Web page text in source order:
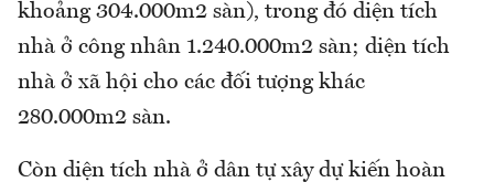
khoảng 304.000m2 sàn), trong đó diện tích
nhà ở công nhân 1.240.000m2 sàn; diện tích
nhà ở xã hội cho các đối tượng khác
280.000m2 sàn.
Còn diện tích nhà ở dân tự xây dự kiến hoàn